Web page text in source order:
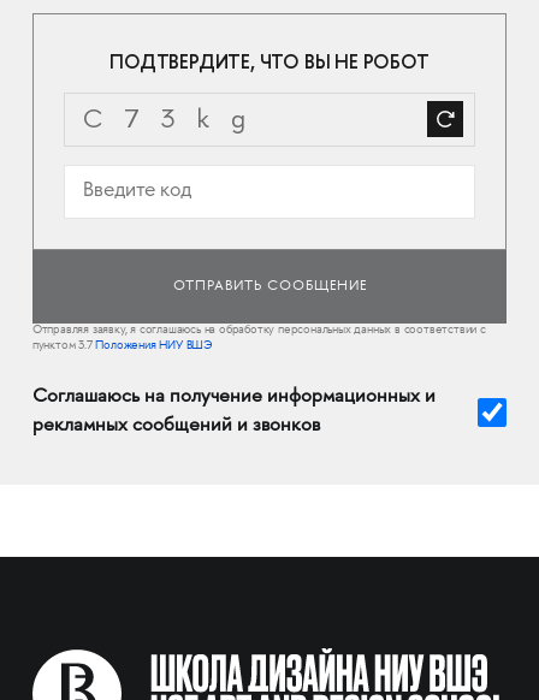
ПОДТВЕРДИТЕ, ЧТО ВЫ НЕ РОБОТ
Отправляя заявку, я соглашаюсь на обработку персональных данных в соответствии с
пунктом 3.7
Положения НИУ ВШЭ
Соглашаюсь на получение информационных и
рекламных сообщений и звонков